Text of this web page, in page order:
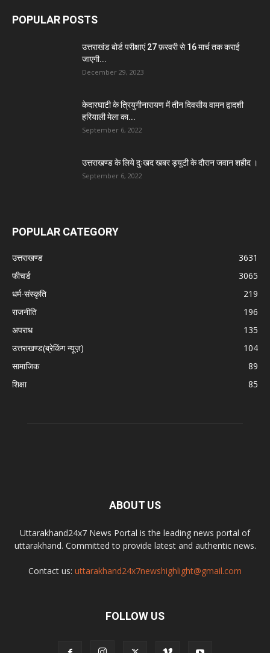
POPULAR POSTS
उत्तराखंड बोर्ड परीक्षाएं 27 फ़रवरी से 16 मार्च तक कराई
जाएगी...
December 29, 2023
केदारघाटी के त्रियुगीनारायण में तीन दिवसीय वामन द्वादशी
हरियाली मेला का...
September 6, 2022
उत्तराखण्ड के लिये दुःखद खबर ड्यूटी के दौरान जवान शहीद ।
September 6, 2022
POPULAR CATEGORY
उत्तराखण्ड
3631
फीचर्ड
3065
धर्म-संस्कृति
219
राजनीति
196
अपराध
135
उत्तराखण्ड(ब्रेकिंग न्यूज़)
104
सामाजिक
89
शिक्षा
85
ABOUT US
Uttarakhand24x7 News Portal is the leading news portal of
uttarakhand. Committed to provide latest and authentic news.
Contact us: uttarakhand24x7newshighlight@gmail.com
FOLLOW US